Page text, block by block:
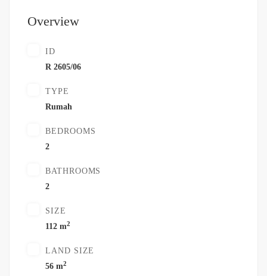
Overview
ID
R 2605/06
TYPE
Rumah
BEDROOMS
2
BATHROOMS
2
SIZE
112 m2
LAND SIZE
56 m2